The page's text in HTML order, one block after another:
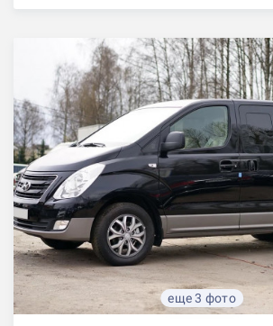
еще 3 фото